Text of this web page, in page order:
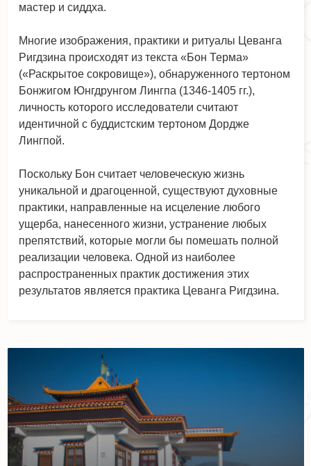
мастер и сиддха.
Многие изображения, практики и ритуалы Цеванга
Ригдзина происходят из текста «Бон Терма»
(«Раскрытое сокровище»), обнаруженного тертоном
Бонжигом Юнгдрунгом Лингпа (1346-1405 гг.),
личность которого исследователи считают
идентичной с буддистским тертоном Дордже
Лингпой.
Поскольку Бон считает человеческую жизнь
уникальной и драгоценной, существуют духовные
практики, направленные на исцеление любого
ущерба, нанесенного жизни, устранение любых
препятствий, которые могли бы помешать полной
реализации человека. Одной из наиболее
распространенных практик достижения этих
результатов является практика Цеванга Ригдзина.